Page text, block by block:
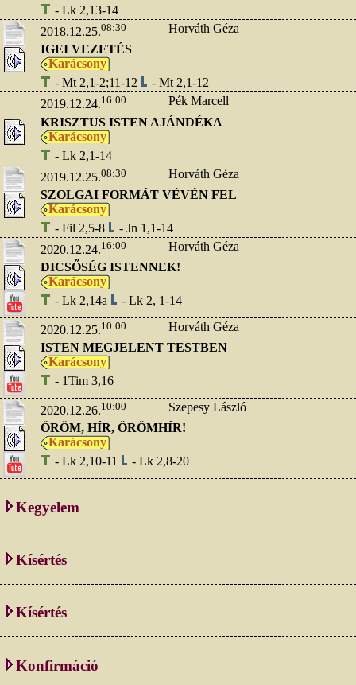
- Lk 2,13-14
2018.12.25.08:30
Horváth Géza
IGEI VEZETÉS
Karácsony
- Mt 2,1-2;11-12
- Mt 2,1-12
2019.12.24.16:00
Pék Marcell
KRISZTUS ISTEN AJÁNDÉKA
Karácsony
- Lk 2,1-14
2019.12.25.08:30
Horváth Géza
SZOLGAI FORMÁT VÉVÉN FEL
Karácsony
- Fil 2,5-8
- Jn 1,1-14
2020.12.24.16:00
Horváth Géza
DICSŐSÉG ISTENNEK!
Karácsony
- Lk 2,14a
- Lk 2, 1-14
2020.12.25.10:00
Horváth Géza
ISTEN MEGJELENT TESTBEN
Karácsony
- 1Tim 3,16
2020.12.26.10:00
Szepesy László
ÖRÖM, HÍR, ÖRÖMHÍR!
Karácsony
- Lk 2,10-11
- Lk 2,8-20
Kegyelem
Kísértés
Kísértés
Konfirmáció